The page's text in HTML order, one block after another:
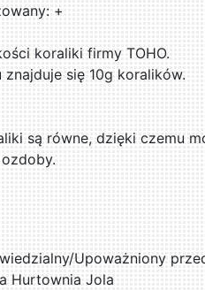
+
koraliki firmy TOHO.
znajduje się 10g koralików.
są równe, dzięki czemu
Upoważniony
Hurtownia Jola